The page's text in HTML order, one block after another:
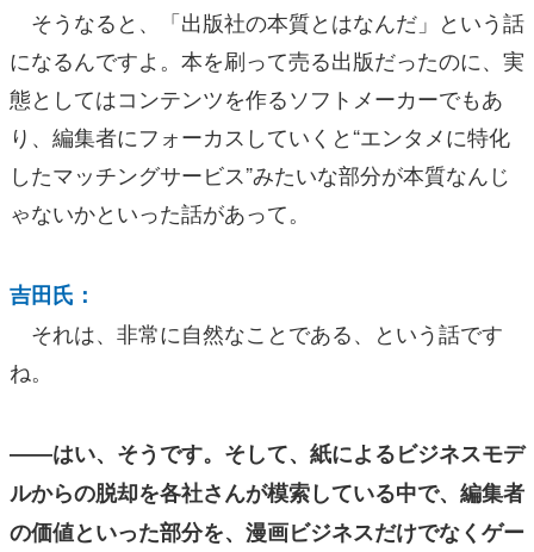
そうなると、「出版社の本質とはなんだ」という話
になるんですよ。本を刷って売る出版だったのに、実
態としてはコンテンツを作るソフトメーカーでもあ
り、編集者にフォーカスしていくと“エンタメに特化
したマッチングサービス”みたいな部分が本質なんじ
ゃないかといった話があって。
吉田氏：
それは、非常に自然なことである、という話です
ね。
――はい、そうです。そして、紙によるビジネスモデ
ルからの脱却を各社さんが模索している中で、編集者
の価値といった部分を、漫画ビジネスだけでなくゲー